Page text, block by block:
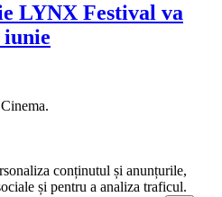
LYNX Festival va
iunie
conținutul și anunțurile,
și pentru a analiza traficul.